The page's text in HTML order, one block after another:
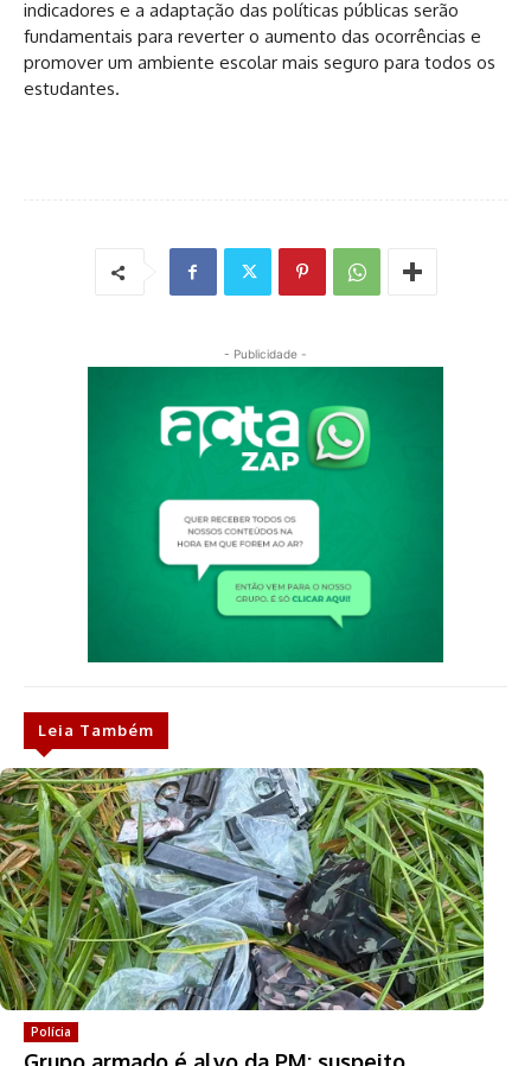
indicadores e a adaptação das políticas públicas serão
fundamentais para reverter o aumento das ocorrências e
promover um ambiente escolar mais seguro para todos os
estudantes.
- Publicidade -
Leia Também
Polícia